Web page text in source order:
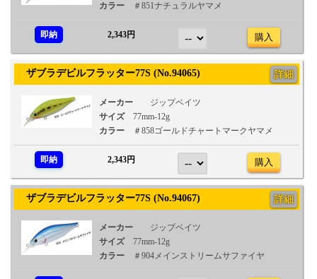
カラー
＃851ナチュラルヤマメ
即納 2,343円 購入
ザブラデビルフラッター77S (No.94065) 詳細
メーカー
ジップベイツ
サイズ
77mm-12g
カラー
＃858ゴールドチャートマークヤマメ
即納 2,343円 購入
ザブラデビルフラッター77S (No.94067) 詳細
メーカー
ジップベイツ
サイズ
77mm-12g
カラー
＃904メインストリームサファイヤ